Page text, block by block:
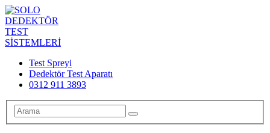
Test Spreyi
Dedektör Test Aparatı
0312 911 3893